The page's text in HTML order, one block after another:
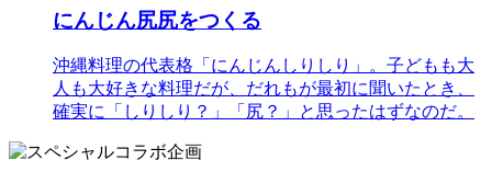
にんじん尻尻をつくる
沖縄料理の代表格「にんじんしりしり」。子どもも大
人も大好きな料理だが、だれもが最初に聞いたとき、
確実に「しりしり？」「尻？」と思ったはずなのだ。